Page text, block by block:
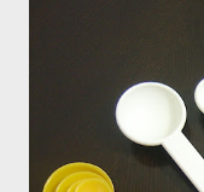
含量超標的跡象。 此
能引起生物鹼含量倍
毫克生物鹼)的三倍。
很了解壓力環境的定